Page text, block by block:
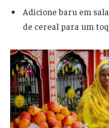
Adicione baru em
de cereal para um